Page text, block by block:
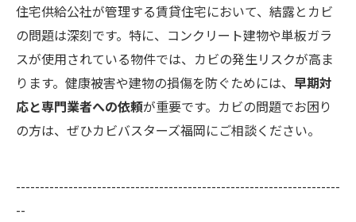
住宅供給公社が管理する賃貸住宅において、結露とカビ
の問題は深刻です。特に、コンクリート建物や単板ガラ
スが使用されている物件では、カビの発生リスクが高ま
ります。健康被害や建物の損傷を防ぐためには、 早期対
応と専門業者への依頼が重要です。カビの問題でお困り
の方は、ぜひカビバスターズ福岡にご相談ください。
--------------------------------------------------------------------
--